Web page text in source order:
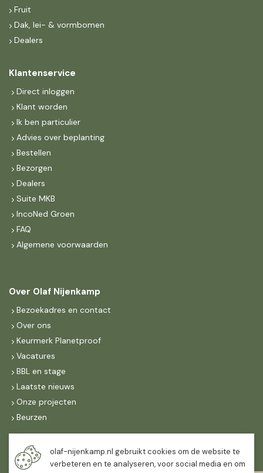
Fruit
Dak, lei- & vormbomen
Dealers
Klantenservice
Direct inloggen
Klant worden
Ik ben particulier
Advies over beplanting
Bestellen
Bezorgen
Dealers
Suite MKB
IncoNed Groen
FAQ
Algemene voorwaarden
Over Olaf Nijenkamp
Bezoekadres en contact
Over ons
Keurmerk Planetproof
Vacatures
BBL en stage
Laatste nieuws
Onze projecten
Beurzen
Maandag t/m vrijdag
07:30- 16:30
olaf-nijenkamp.nl gebruikt cookies om de website te
verbeteren en te analyseren, voor social media en om